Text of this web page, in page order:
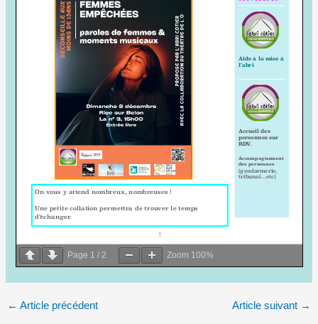
Page 1 /2 Zoom 100%
← Article précédent Article suivant →